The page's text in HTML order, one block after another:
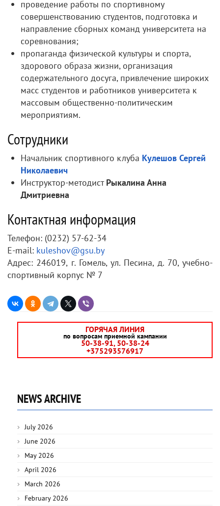
проведение работы по спортивному
совершенствованию студентов, подготовка и
направление сборных команд университета на
соревнования;
пропаганда физической культуры и спорта,
здорового образа жизни, организация
содержательного досуга, привлечение широких
масс студентов и работников университета к
массовым общественно-политическим
мероприятиям.
Сотрудники
Начальник спортивного клуба Кулешов Сергей
Николаевич
Инструктор-методистРыкалина Анна
Дмитриевна
Контактная информация
Телефон: (0232) 57-62-34
E-mail: kuleshov@gsu.by
Адрес: 246019, г. Гомель, ул. Песина, д. 70, учебно-
спортивный корпус № 7
ГОРЯЧАЯ ЛИНИЯ
по вопросам приемной кампании
50-38-91, 50-38-24
+375293576917
NEWS ARCHIVE
July 2026
June 2026
May 2026
April 2026
March 2026
February 2026